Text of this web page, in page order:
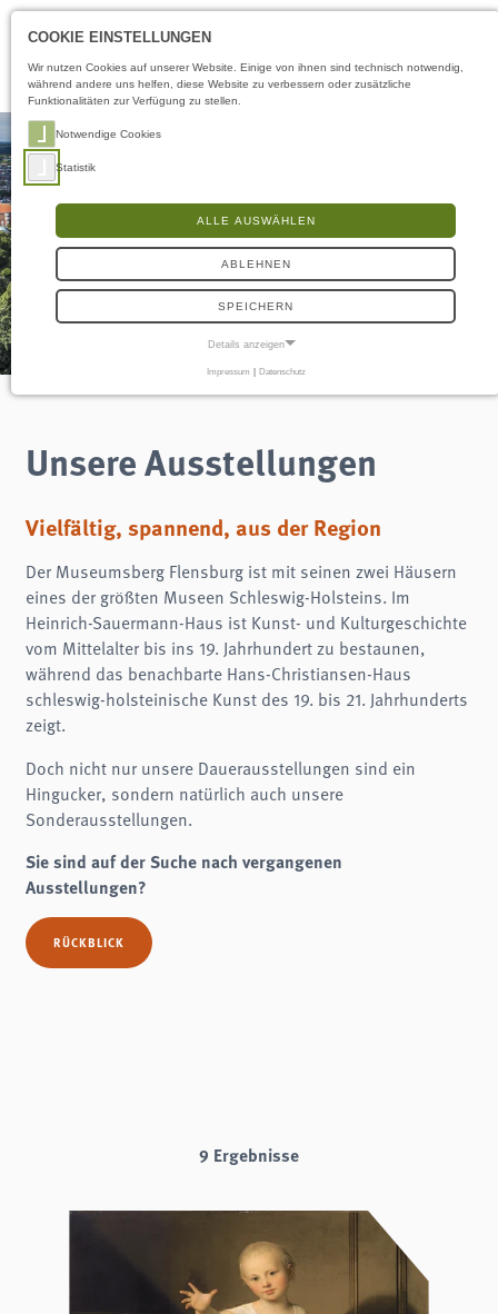
Öffnungszeiten
Unsere Ausstellungen
Vielfältig, spannend, aus der Region
Der Museumsberg Flensburg ist mit seinen zwei Häusern
eines der größten Museen Schleswig-Holsteins. Im
Heinrich-Sauermann-Haus ist Kunst- und Kulturgeschichte
vom Mittelalter bis ins 19. Jahrhundert zu bestaunen,
während das benachbarte Hans-Christiansen-Haus
schleswig-holsteinische Kunst des 19. bis 21. Jahrhunderts
zeigt.
Doch nicht nur unsere Dauerausstellungen sind ein
Hingucker, sondern natürlich auch unsere
Sonderausstellungen.
Sie sind auf der Suche nach vergangenen
Ausstellungen?
RÜCKBLICK
9 Ergebnisse
COOKIE EINSTELLUNGEN
Wir nutzen Cookies auf unserer Website. Einige von ihnen sind technisch notwendig,
während andere uns helfen, diese Website zu verbessern oder zusätzliche
Funktionalitäten zur Verfügung zu stellen.
Notwendige Cookies
Statistik
ALLE AUSWÄHLEN
ABLEHNEN
SPEICHERN
Details anzeigen
Frontend User
museumsberg.de
Zweck:
Login
Cookie Laufzeit:
Session
cookie_consent
Dieser Cookie speichert die ausgewählten Einverständnis-Optionen des Benutzers
Cookie Laufzeit:
STATISTIK
Statistik Cookies erfassen Informationen anonym. Diese Informationen helfen uns
zu verstehen, wie unsere Besucher unsere Website nutzen.
Impressum | Datenschutz